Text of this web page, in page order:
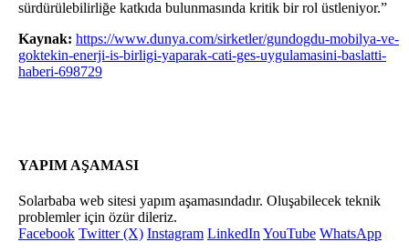
sürdürülebilirliğe katkıda bulunmasında kritik bir rol üstleniyor.”
Kaynak: https://www.dunya.com/sirketler/gundogdu-mobilya-ve-
goktekin-enerji-is-birligi-yaparak-cati-ges-uygulamasini-baslatti-
haberi-698729
YAPIM AŞAMASI
Solarbaba web sitesi yapım aşamasındadır. Oluşabilecek teknik
problemler için özür dileriz.
Facebook Twitter (X) Instagram LinkedIn YouTube WhatsApp